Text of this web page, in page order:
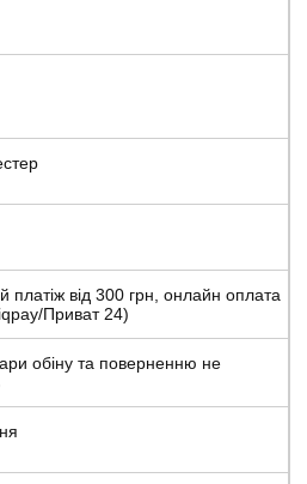
платіж від 300 грн, онлайн оплата
Приват 24)
обіну та поверненню не